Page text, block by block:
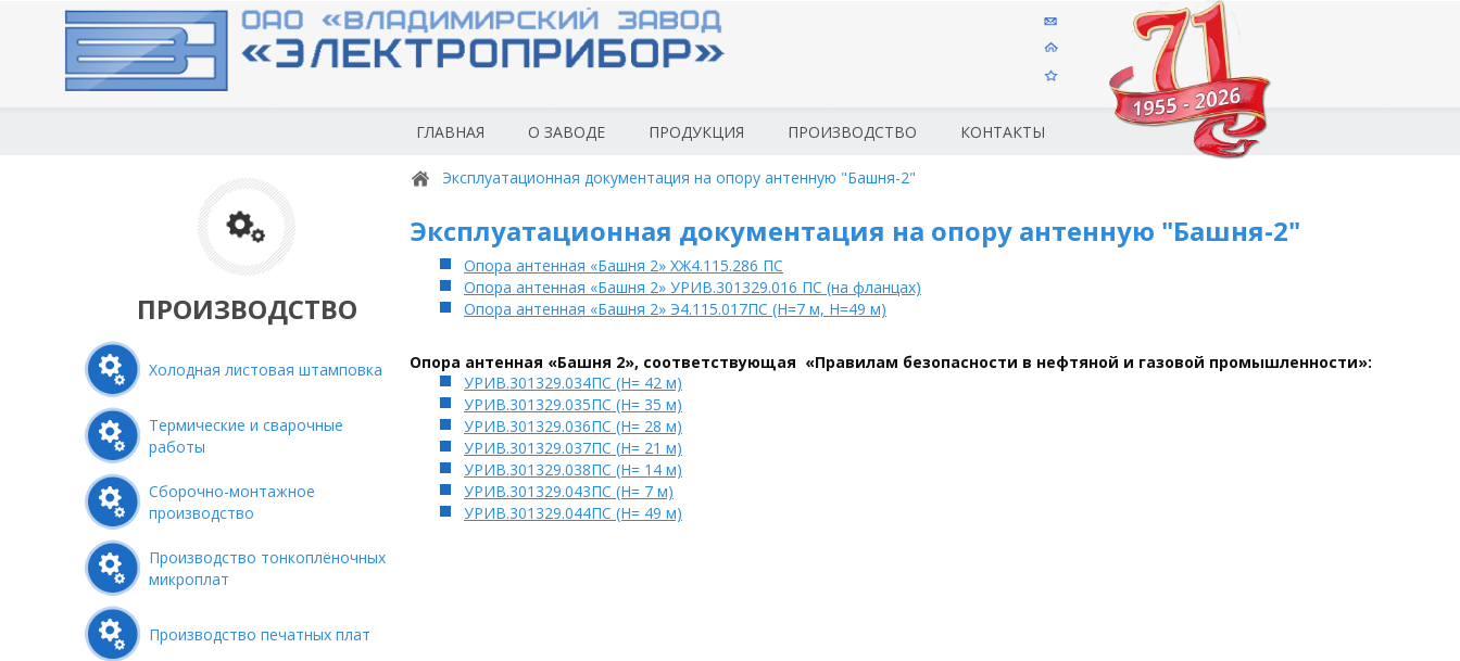
ГЛАВНАЯ О ЗАВОДЕ ПРОДУКЦИЯ ПРОИЗВОДСТВО КОНТАКТЫ
ПРОИЗВОДСТВО
Холодная листовая штамповка
Термические и сварочные
работы
Сборочно-монтажное
производство
Производство тонкоплёночных
микроплат
Производство печатных плат
Эксплуатационная документация на опору антенную "Башня-2"
Эксплуатационная документация на опору антенную "Башня-2"
Опора антенная «Башня 2» ХЖ4.115.286 ПС
Опора антенная «Башня 2» УРИВ.301329.016 ПС (на фланцах)
Опора антенная «Башня 2» Э4.115.017ПС (Н=7 м, Н=49 м)
Опора антенная «Башня 2», соответствующая «Правилам безопасности в нефтяной и газовой промышленности»:
УРИВ.301329.034ПС (H= 42 м)
УРИВ.301329.035ПС (H= 35 м)
УРИВ.301329.036ПС (H= 28 м)
УРИВ.301329.037ПС (H= 21 м)
УРИВ.301329.038ПС (H= 14 м)
УРИВ.301329.043ПС (H= 7 м)
УРИВ.301329.044ПС (H= 49 м)